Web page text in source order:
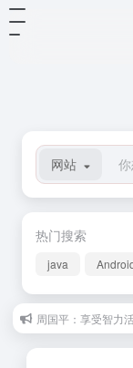
网站
热门搜索
java
周国平：享受智力